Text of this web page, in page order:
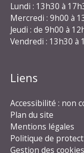
Lundi : 13h30 à
Mercredi : 9h00 à
Jeudi : de 9h00 à
Vendredi : 13h30 à
Liens
Accessibilité : non
Plan du site
Mentions légales
Politique de
Gestion des cookies